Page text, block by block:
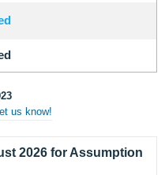
us know!
2026 for Assumption